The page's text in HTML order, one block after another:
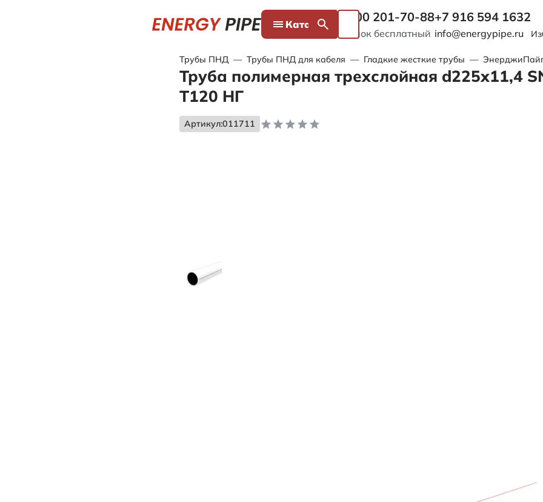
Каталог 8 800 201-70-88
Звонок бесплатный
+7 916 594 1632
info@energypipe.ru
Трубы ПНД — Трубы ПНД для кабеля — Гладкие жесткие трубы —
Труба полимерная трехслойная d225х11,4
Т120 НГ
Артикул:011711